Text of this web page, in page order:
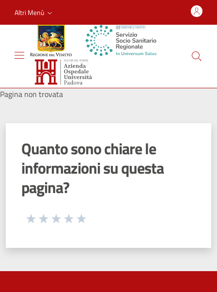
Altri Menù
Pagina non trovata
Quanto sono chiare le
informazioni su questa
pagina?
Seleziona una valutazione da 1 a 5 stelle